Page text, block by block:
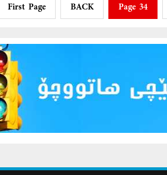
First Page BACK Page 34